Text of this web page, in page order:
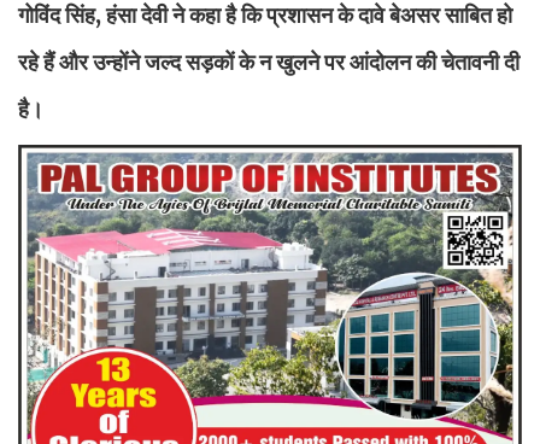
गोविंद सिंह, हंसा देवी ने कहा है कि प्रशासन के दावे बेअसर साबित हो
रहे हैं और उन्होंने जल्द सड़कों के न खुलने पर आंदोलन की चेतावनी दी
है।